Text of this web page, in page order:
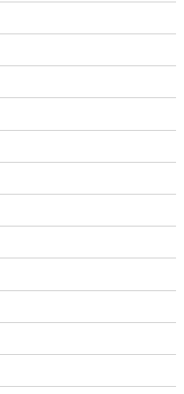
ルルン＆ウルス＆ミー